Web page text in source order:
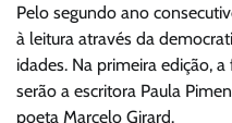
Pelo segundo ano
à leitura através da
idades. Na primeira edição,
serão a escritora Paula
poeta Marcelo Girard.